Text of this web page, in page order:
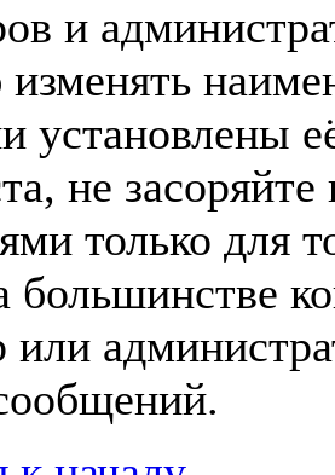
и
установлены
не
только для
большинстве
или